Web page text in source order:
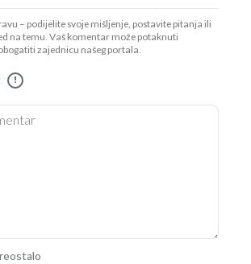
– podijelite svoje mišljenje, postavite pitanja ili
na temu. Vaš komentar može potaknuti
zajednicu našeg portala.
!